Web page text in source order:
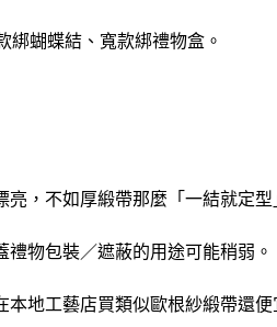
綁蝴蝶結、寬款綁禮物盒。
，不如厚緞帶那麼「一結就定型
物包裝／遮蔽的用途可能稍弱。
地工藝店買類似歐根紗緞帶還